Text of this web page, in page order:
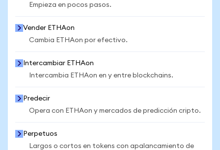
Empieza en pocos pasos.
Vender ETHAon
Cambia ETHAon por efectivo.
Intercambiar ETHAon
Intercambia ETHAon en y entre blockchains.
Predecir
Opera con ETHAon y mercados de predicción cripto.
Perpetuos
Largos o cortos en tokens con apalancamiento de